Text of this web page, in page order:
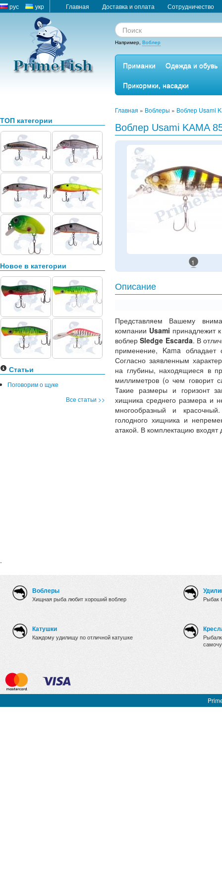
рус укр Главная Доставка и оплата Сотрудничество
Например, Воблер
Приманки
Одежда и обувь
Прикормки, насадки
ТОП категории
Новое в категории
Статьи
Поговорим о щуке
Все статьи >>
.
Главная » Воблеры » Воблер Usami
Воблер Usami KAMA
1
Описание
Представляем Вашему
компании Usami принадлежит
воблерSledge Escarda. В
применение, Kama обладает
Согласно заявленным
на глубины, находящиеся в
миллиметров (о чем говорит
Такие размеры и горизонт
хищника среднего размера и
многообразный и
голодного хищника и
атакой. В комплектацию входят
Воблеры
Хищная рыба любит хороший воблер
Катушки
Каждому удилищу по отличной катушке
Рыбак